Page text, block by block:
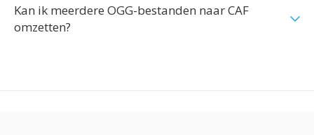
Kan ik meerdere OGG-bestanden naar CAF
omzetten?